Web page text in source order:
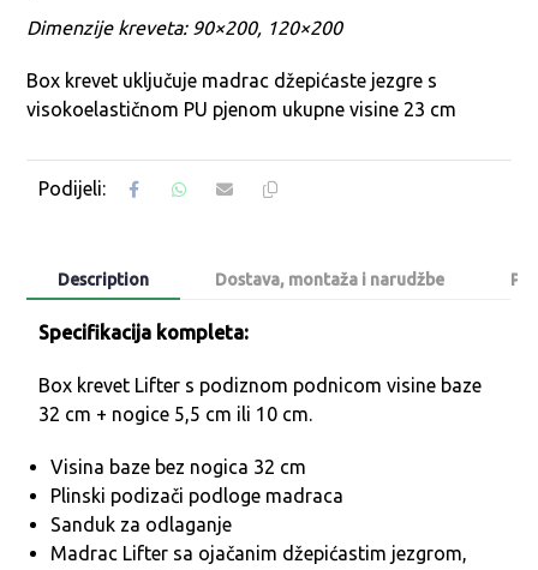
Dimenzije kreveta: 90×200, 120×200
Box krevet uključuje madrac džepićaste jezgre s
visokoelastičnom PU pjenom ukupne visine 23 cm
Description Dostava, montaža i narudžbe
Specifikacija kompleta:
Box krevet Lifter s podiznom podnicom visine baze
32 cm + nogice 5,5 cm ili 10 cm.
Visina baze bez nogica 32 cm
Plinski podizači podloge madraca
Sanduk za odlaganje
Madrac Lifter sa ojačanim džepićastim jezgrom,